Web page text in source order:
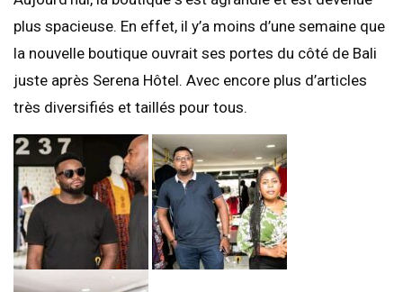
plus spacieuse. En effet, il y’a moins d’une semaine que
la nouvelle boutique ouvrait ses portes du côté de Bali
juste après Serena Hôtel. Avec encore plus d’articles
très diversifiés et taillés pour tous.